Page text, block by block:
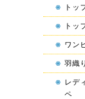
トッ
トッ
ワン
羽織
レデ
ペ